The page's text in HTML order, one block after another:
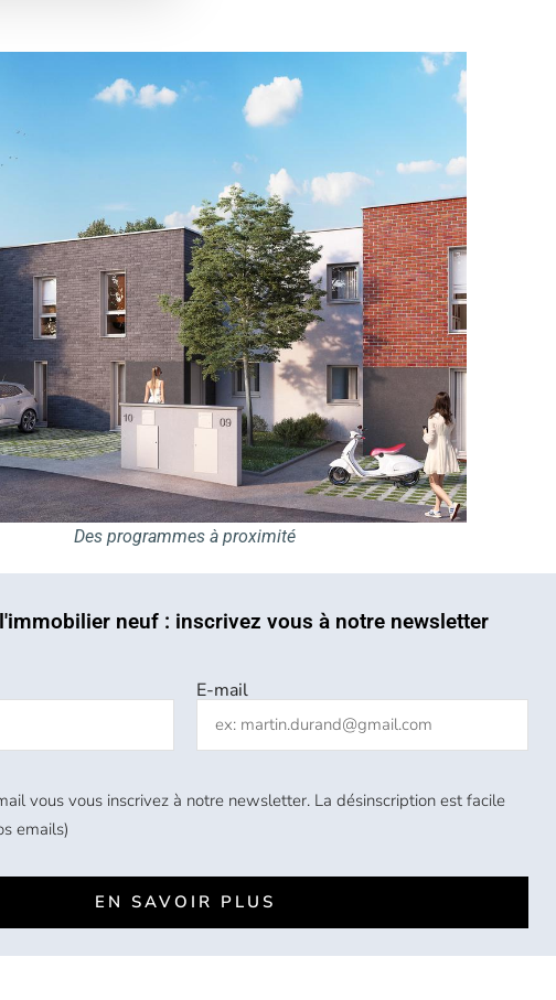
Des programmes à proximité
neuf : inscrivez vous à notre newsletter
E-mail
vous vous inscrivez à notre newsletter. La désinscription est facile
emails)
EN SAVOIR PLUS